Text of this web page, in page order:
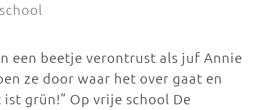
een beetje verontrust als juf Annie
ze door waar het over gaat en
grün!” Op vrije school De